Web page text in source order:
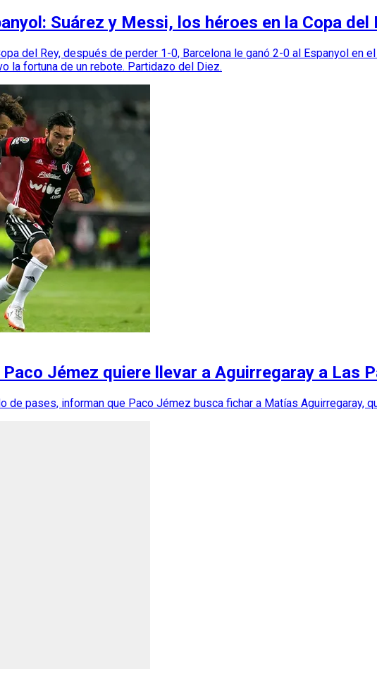
Suárez y Messi, los héroes en la Copa del
del Rey, después de perder 1-0, Barcelona le ganó 2-0 al Espanyol en
la fortuna de un rebote. Partidazo del Diez.
Jémez quiere llevar a Aguirregaray a Las
de pases, informan que Paco Jémez busca fichar a Matías Aguirregaray,